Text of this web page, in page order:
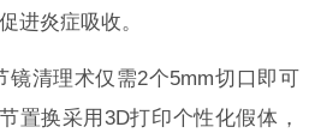
进炎症吸收。
清理术仅需2个5mm切口即可
置换采用3D打印个性化假体，